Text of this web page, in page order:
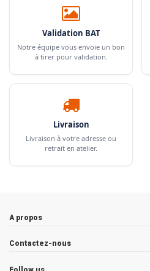
Validation BAT
Notre équipe vous envoie un bon
à tirer pour validation.
Livraison
Livraison à votre adresse ou
retrait en atelier.
A propos
Contactez-nous